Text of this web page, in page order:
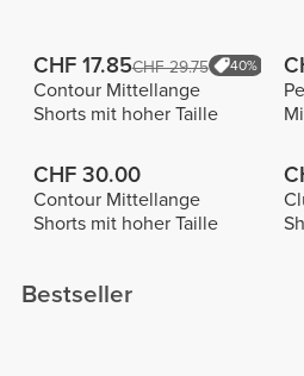
CHF 17.85CHF 29.75 40%
Contour Mittellange
Shorts mit hoher Taille
CHF 30.00
Contour Mittellange
Shorts mit hoher Taille
Bestseller